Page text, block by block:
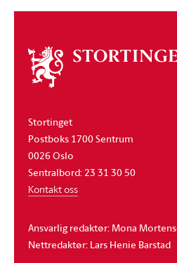
Om
stortinget
Stortinget
Postboks 1700 Sentrum
0026 Oslo
Sentralbord: 23 31 30 50
Kontakt oss
Ansvarlig redaktør: Mona
Nettredaktør: Lars Henie Barstad